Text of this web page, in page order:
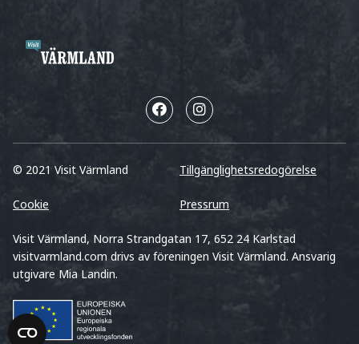
© 2021 Visit Värmland Tillgänglighetsredogörelse
Cookie Pressrum
Visit Värmland, Norra Strandgatan 17, 652 24 Karlstad
visitvarmland.com drivs av föreningen Visit Värmland. Ansvarig
utgivare Mia Landin.